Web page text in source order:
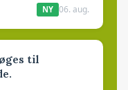
NY 06. aug.
til